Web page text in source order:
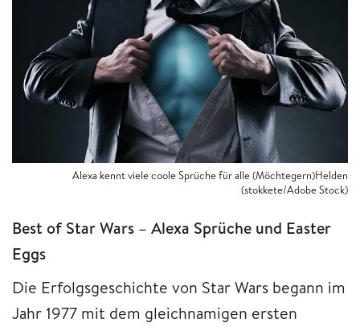
Alexa kennt viele coole Sprüche für alle (Möchtegern)Helden
(stokkete/Adobe Stock)
Best of Star Wars – Alexa Sprüche und Easter
Eggs
Die Erfolgsgeschichte von Star Wars begann im
Jahr 1977 mit dem gleichnamigen ersten